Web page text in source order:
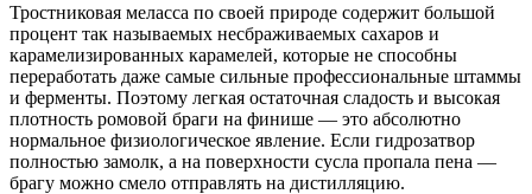
Тростниковая меласса по своей природе содержит большой
процент так называемых несбраживаемых сахаров и
карамелизированных карамелей, которые не способны
переработать даже самые сильные профессиональные штаммы
и ферменты. Поэтому легкая остаточная сладость и высокая
плотность ромовой браги на финише — это абсолютно
нормальное физиологическое явление. Если гидрозатвор
полностью замолк, а на поверхности сусла пропала пена —
брагу можно смело отправлять на дистилляцию.